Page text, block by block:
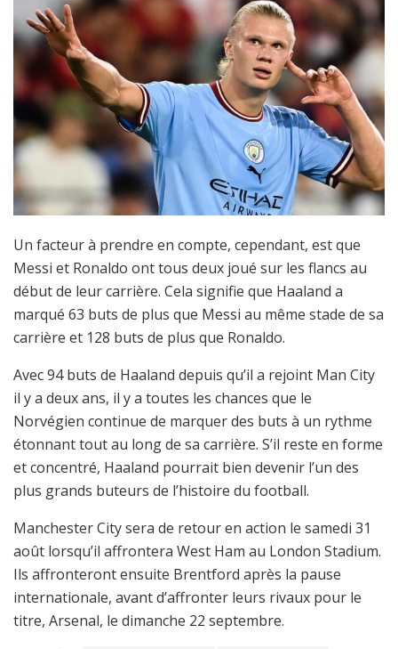
Un facteur à prendre en compte, cependant, est que
Messi et Ronaldo ont tous deux joué sur les flancs au
début de leur carrière. Cela signifie que Haaland a
marqué 63 buts de plus que Messi au même stade de sa
carrière et 128 buts de plus que Ronaldo.
Avec 94 buts de Haaland depuis qu’il a rejoint Man City
il y a deux ans, il y a toutes les chances que le
Norvégien continue de marquer des buts à un rythme
étonnant tout au long de sa carrière. S’il reste en forme
et concentré, Haaland pourrait bien devenir l’un des
plus grands buteurs de l’histoire du football.
Manchester City sera de retour en action le samedi 31
août lorsqu’il affrontera West Ham au London Stadium.
Ils affronteront ensuite Brentford après la pause
internationale, avant d’affronter leurs rivaux pour le
titre, Arsenal, le dimanche 22 septembre.